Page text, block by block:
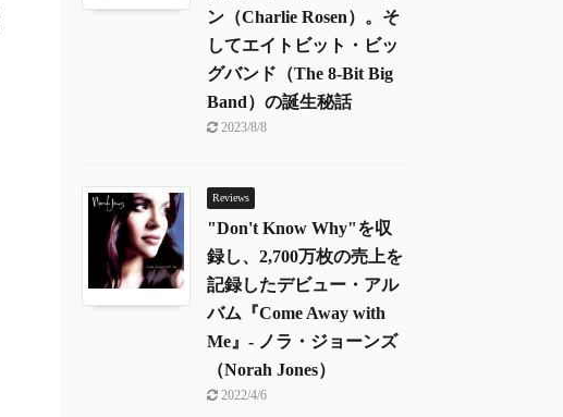
ン（Charlie Rosen）。そ
してエイトビット・ビッ
グバンド（The 8-Bit Big
Band）の誕生秘話
2023/8/8
Reviews
"Don't Know Why"を収
録し、2,700万枚の売上を
記録したデビュー・アル
バム『Come Away with
Me』- ノラ・ジョーンズ
（Norah Jones）
2022/4/6